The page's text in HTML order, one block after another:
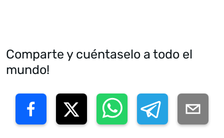
Comparte y cuéntaselo a todo el
mundo!